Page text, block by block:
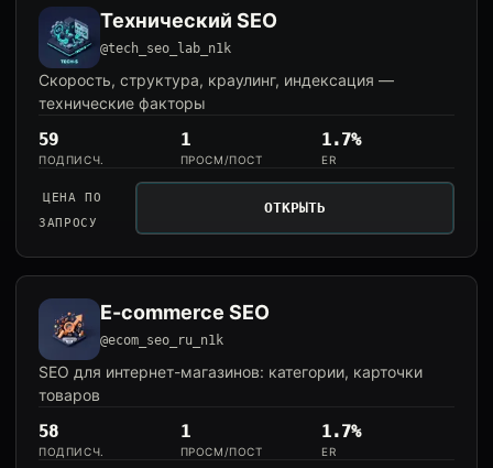
Технический SEO
@tech_seo_lab_n1k
Скорость, структура, краулинг, индексация —
технические факторы
59
ПОДПИСЧ.
1
ПРОСМ/ПОСТ
1.7%
ER
ЦЕНА ПО
ЗАПРОСУ
ОТКРЫТЬ
E-commerce SEO
@ecom_seo_ru_n1k
SEO для интернет-магазинов: категории, карточки
товаров
58
ПОДПИСЧ.
1
ПРОСМ/ПОСТ
1.7%
ER